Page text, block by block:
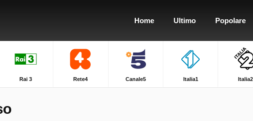
Home Ultimo Popolare
Rai 3 Rete4 Canale5 Italia1 Italia2